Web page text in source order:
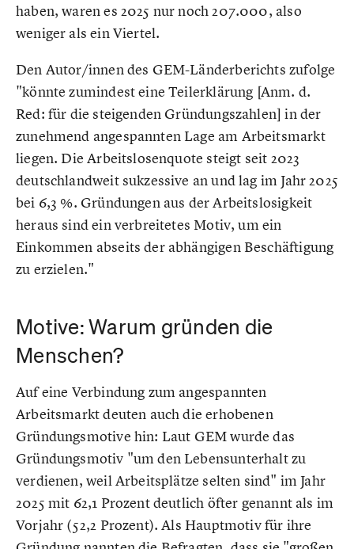
haben, waren es 2025 nur noch 207.000, also
weniger als ein Viertel.
Den Autor/innen des GEM-Länderberichts zufolge
"könnte zumindest eine Teilerklärung [Anm. d.
Red: für die steigenden Gründungszahlen] in der
zunehmend angespannten Lage am Arbeitsmarkt
liegen. Die Arbeitslosenquote steigt seit 2023
deutschlandweit sukzessive an und lag im Jahr 2025
bei 6,3 %. Gründungen aus der Arbeitslosigkeit
heraus sind ein verbreitetes Motiv, um ein
Einkommen abseits der abhängigen Beschäftigung
zu erzielen."
Motive: Warum gründen die
Menschen?
Auf eine Verbindung zum angespannten
Arbeitsmarkt deuten auch die erhobenen
Gründungsmotive hin: Laut GEM wurde das
Gründungsmotiv "um den Lebensunterhalt zu
verdienen, weil Arbeitsplätze selten sind" im Jahr
2025 mit 62,1 Prozent deutlich öfter genannt als im
Vorjahr (52,2 Prozent). Als Hauptmotiv für ihre